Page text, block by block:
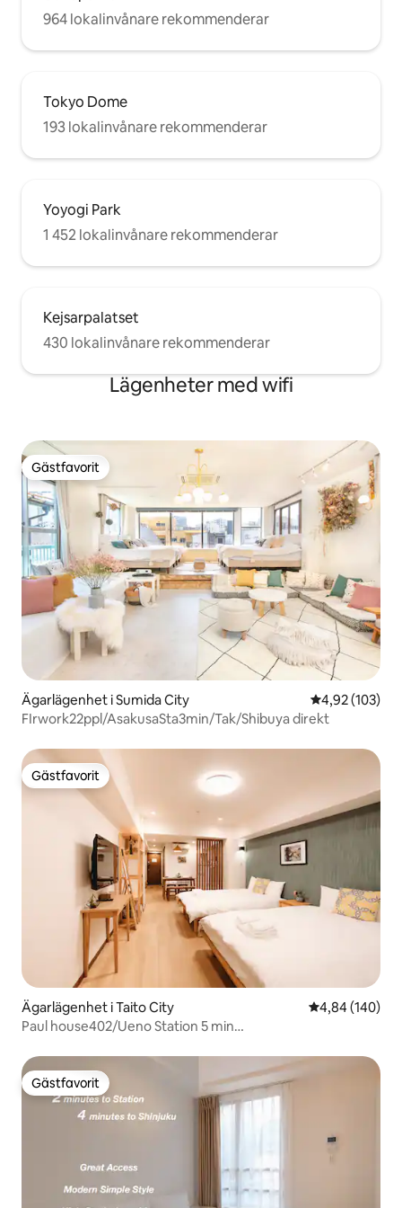
964 lokalinvånare rekommenderar
Tokyo Dome
193 lokalinvånare rekommenderar
Yoyogi Park
1 452 lokalinvånare rekommenderar
Kejsarpalatset
430 lokalinvånare rekommenderar
Lägenheter med wifi
Gästfavorit
Gästfavorit
Ägarlägenhet i Sumida City 4,92 av 5 i
4,92 (103)
FIrwork22ppl/AsakusaSta3min/Tak/Shibuya direkt
Gästfavorit
Gästfavorit
Ägarlägenhet i Taito City 4,84 av 5 i
4,84 (140)
Paul house402/Ueno Station 5 min
High Speed Internet/Elevator Building/Japanese-English
Communication
Gästfavorit
Gästfavorit